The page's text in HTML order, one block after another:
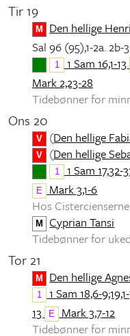
Tir 19
M Den hellige
Sal 96 (95),1-2a. 2b-
1 1 Sam 16,1-13
Mark 2,23-28
Tidebønner for
Ons 20
V (Den hellige
V (Den hellige
1 1 Sam 17,32-
E
Mark 3,1-6
Hos
M
Cyprian Tansi
Tidebønner for
Tor 21
M Den hellige
1 1 Sam 18,6-
13
E
Mark 3,7-12
Tidebønner for